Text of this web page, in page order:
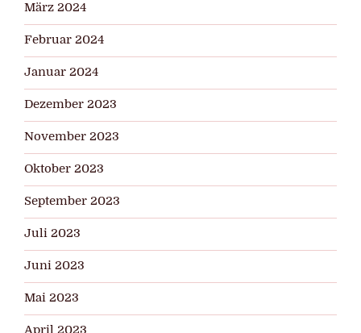
März 2024
Februar 2024
Januar 2024
Dezember 2023
November 2023
Oktober 2023
September 2023
Juli 2023
Juni 2023
Mai 2023